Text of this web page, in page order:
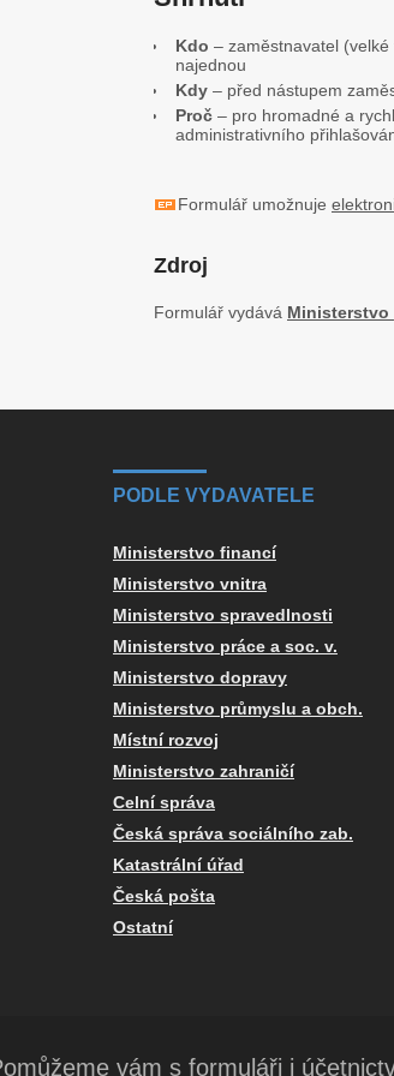
Kdo – zaměstnavatel
najednou
Kdy – před nástupem
Proč – pro hromadné a
administrativního
Formulář umožnuje
Zdroj
Formulář vydává Ministerstvo
PODLE VYDAVATELE
Ministerstvo financí
Ministerstvo vnitra
Ministerstvo spravedlnosti
Ministerstvo práce a soc. v.
Ministerstvo dopravy
Ministerstvo průmyslu a obch.
Místní rozvoj
Ministerstvo zahraničí
Celní správa
Česká správa sociálního zab.
Katastrální úřad
Česká pošta
Ostatní
vám s formuláři i